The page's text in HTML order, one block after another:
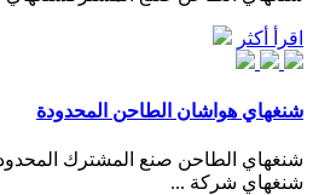
اقرأ أكثر
شنغهاي هواشان الطاحن المحدودة
شنغهاي الطاحن صنع المشترك
شنغهاي شركة ...